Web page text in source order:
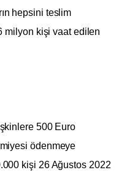
hepsini teslim
milyon kişi vaat edilen
500 Euro
ödenmeye
kişi 26 Ağustos 2022